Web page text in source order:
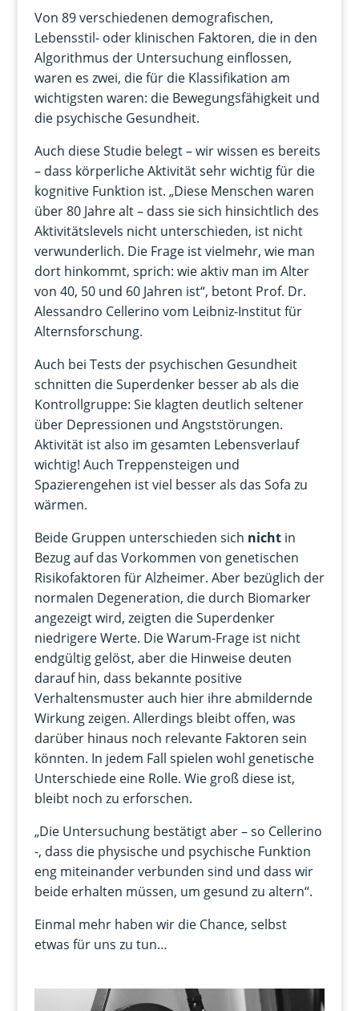
Von 89 verschiedenen demografischen,
Lebensstil- oder klinischen Faktoren, die in den
Algorithmus der Untersuchung einflossen,
waren es zwei, die für die Klassifikation am
wichtigsten waren: die Bewegungsfähigkeit und
die psychische Gesundheit.
Auch diese Studie belegt – wir wissen es bereits
– dass körperliche Aktivität sehr wichtig für die
kognitive Funktion ist. „Diese Menschen waren
über 80 Jahre alt – dass sie sich hinsichtlich des
Aktivitätslevels nicht unterschieden, ist nicht
verwunderlich. Die Frage ist vielmehr, wie man
dort hinkommt, sprich: wie aktiv man im Alter
von 40, 50 und 60 Jahren ist“, betont Prof. Dr.
Alessandro Cellerino vom Leibniz-Institut für
Alternsforschung.
Auch bei Tests der psychischen Gesundheit
schnitten die Superdenker besser ab als die
Kontrollgruppe: Sie klagten deutlich seltener
über Depressionen und Angststörungen.
Aktivität ist also im gesamten Lebensverlauf
wichtig! Auch Treppensteigen und
Spazierengehen ist viel besser als das Sofa zu
wärmen.
Beide Gruppen unterschieden sich nichtin
Bezug auf das Vorkommen von genetischen
Risikofaktoren für Alzheimer. Aber bezüglich der
normalen Degeneration, die durch Biomarker
angezeigt wird, zeigten die Superdenker
niedrigere Werte. Die Warum-Frage ist nicht
endgültig gelöst, aber die Hinweise deuten
darauf hin, dass bekannte positive
Verhaltensmuster auch hier ihre abmildernde
Wirkung zeigen. Allerdings bleibt offen, was
darüber hinaus noch relevante Faktoren sein
könnten. In jedem Fall spielen wohl genetische
Unterschiede eine Rolle. Wie groß diese ist,
bleibt noch zu erforschen.
„Die Untersuchung bestätigt aber – so Cellerino
-, dass die physische und psychische Funktion
eng miteinander verbunden sind und dass wir
beide erhalten müssen, um gesund zu altern“.
Einmal mehr haben wir die Chance, selbst
etwas für uns zu tun…